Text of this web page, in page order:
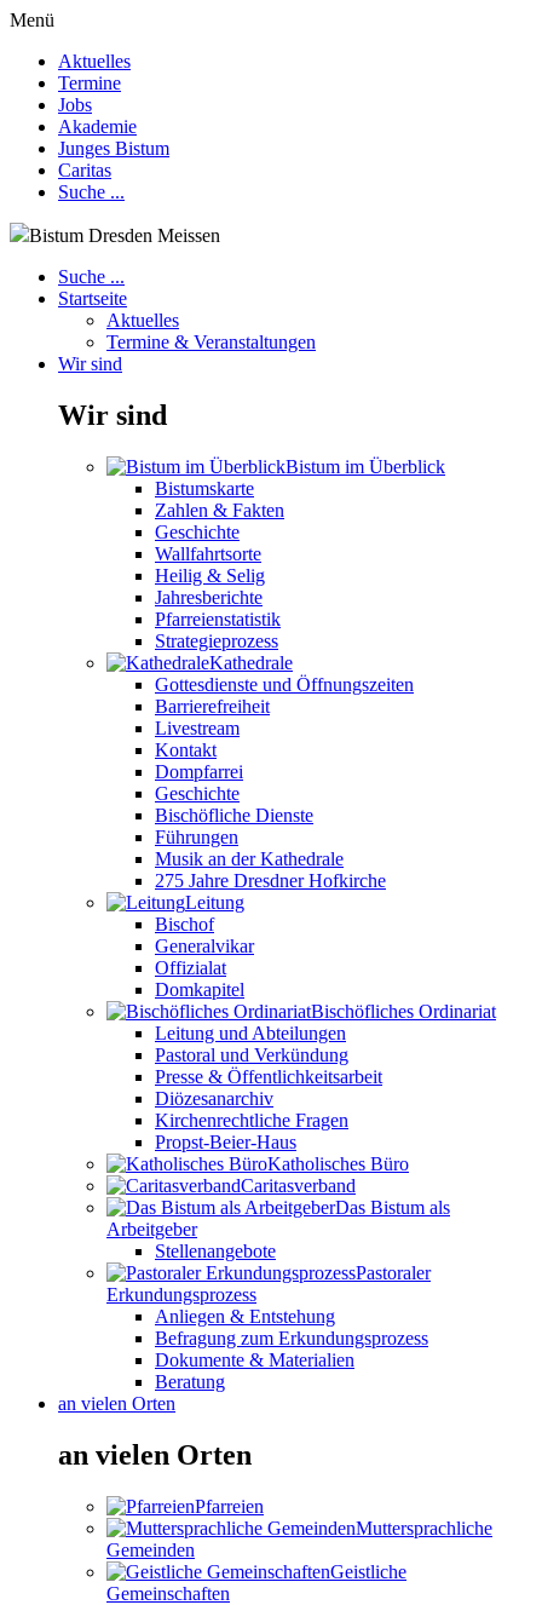
Menü
Aktuelles
Termine
Jobs
Akademie
Junges Bistum
Caritas
Suche ...
Bistum Dresden Meissen
Suche ...
Startseite
Aktuelles
Termine & Veranstaltungen
Wir sind
Wir sind
Bistum im Überblick
Bistumskarte
Zahlen & Fakten
Geschichte
Wallfahrtsorte
Heilig & Selig
Jahresberichte
Pfarreienstatistik
Strategieprozess
Kathedrale
Gottesdienste und Öffnungszeiten
Barrierefreiheit
Livestream
Kontakt
Dompfarrei
Geschichte
Bischöfliche Dienste
Führungen
Musik an der Kathedrale
275 Jahre Dresdner Hofkirche
Leitung
Bischof
Generalvikar
Offizialat
Domkapitel
Bischöfliches Ordinariat
Leitung und Abteilungen
Pastoral und Verkündung
Presse & Öffentlichkeitsarbeit
Diözesanarchiv
Kirchenrechtliche Fragen
Propst-Beier-Haus
Katholisches Büro
Caritasverband
Das Bistum als
Arbeitgeber
Stellenangebote
Pastoraler
Erkundungsprozess
Anliegen & Entstehung
Befragung zum Erkundungsprozess
Dokumente & Materialien
Beratung
an vielen Orten
an vielen Orten
Pfarreien
Muttersprachliche
Gemeinden
Geistliche
Gemeinschaften